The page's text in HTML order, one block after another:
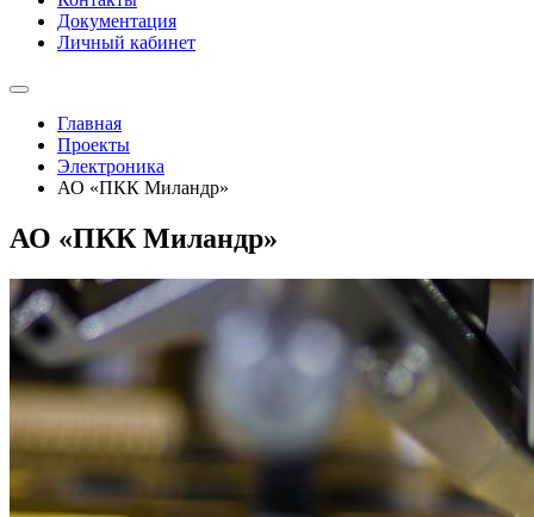
Документация
Личный кабинет
Главная
Проекты
Электроника
АО «ПКК Миландр»
АО «ПКК Миландр»